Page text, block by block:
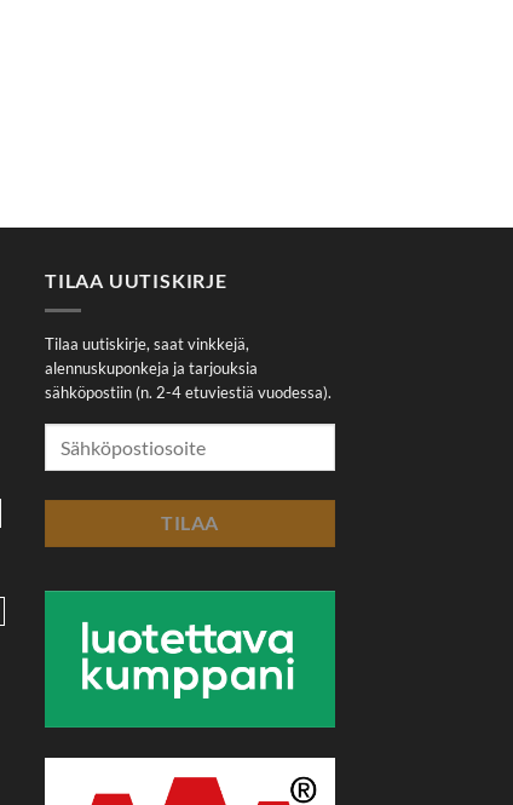
TILAA UUTISKIRJE
Tilaa uutiskirje, saat vinkkejä,
alennuskuponkeja ja tarjouksia
sähköpostiin (n. 2-4 etuviestiä vuodessa).